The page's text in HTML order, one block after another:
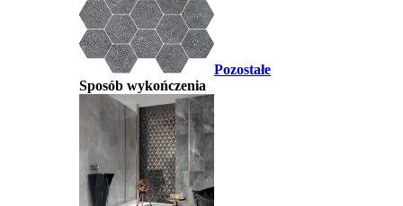
Pozostałe
Sposób wykończenia